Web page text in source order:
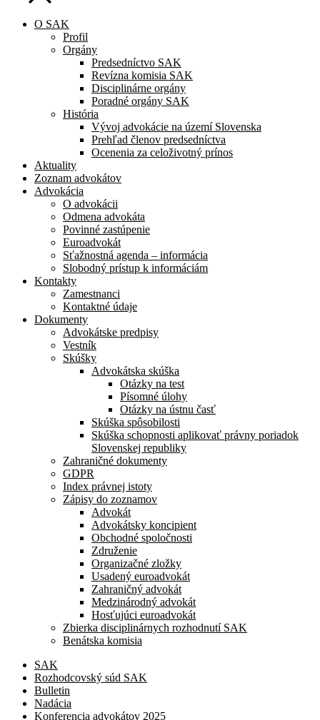
O SAK
Profil
Orgány
Predsedníctvo SAK
Revízna komisia SAK
Disciplinárne orgány
Poradné orgány SAK
História
Vývoj advokácie na území Slovenska
Prehľad členov predsedníctva
Ocenenia za celoživotný prínos
Aktuality
Zoznam advokátov
Advokácia
O advokácii
Odmena advokáta
Povinné zastúpenie
Euroadvokát
Sťažnostná agenda – informácia
Slobodný prístup k informáciám
Kontakty
Zamestnanci
Kontaktné údaje
Dokumenty
Advokátske predpisy
Vestník
Skúšky
Advokátska skúška
Otázky na test
Písomné úlohy
Otázky na ústnu časť
Skúška spôsobilosti
Skúška schopnosti aplikovať právny poriadok
Slovenskej republiky
Zahraničné dokumenty
GDPR
Index právnej istoty
Zápisy do zoznamov
Advokát
Advokátsky koncipient
Obchodné spoločnosti
Združenie
Organizačné zložky
Usadený euroadvokát
Zahraničný advokát
Medzinárodný advokát
Hosťujúci euroadvokát
Zbierka disciplinárnych rozhodnutí SAK
Benátska komisia
SAK
Rozhodcovský súd SAK
Bulletin
Nadácia
Konferencia advokátov 2025